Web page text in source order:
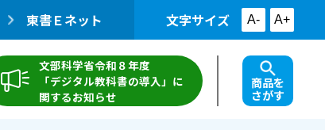
東書Ｅネット 文字サイズ A- A+
文部科学省令和８年度
「デジタル教科書の導入」に
関するお知らせ
商品を
さがす